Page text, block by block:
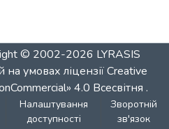
© 2002-2026 LYRASIS
умовах ліцензіїCreative
4.0 Всесвітня .
Налаштування
доступності
Зворотній
зв'язок